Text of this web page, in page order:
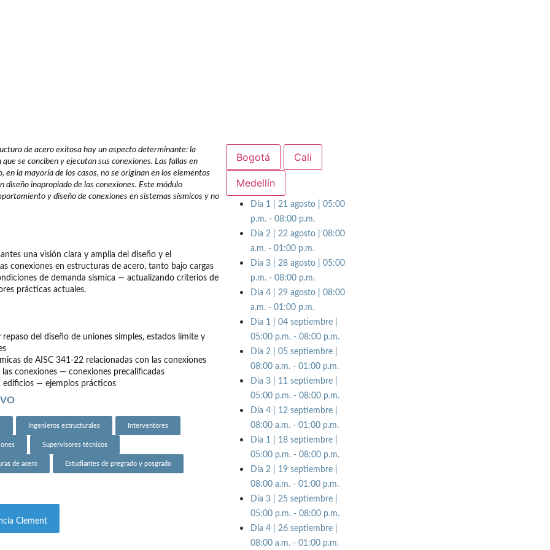
de acero exitosa hay un aspecto determinante: la
se conciben y ejecutan sus conexiones. Las fallas en
en la mayoría de los casos, no se originan en los elementos
diseño inapropiado de las conexiones. Este módulo
y diseño de conexiones en sistemas sísmicos y no
una visión clara y amplia del diseño y el
conexiones en estructuras de acero, tanto bajo cargas
de demanda sísmica — actualizando criterios de
prácticas actuales.
del diseño de uniones simples, estados límite y
de AISC 341-22 relacionadas con las conexiones
conexiones — conexiones precalificadas
edificios — ejemplos prácticos
Ingenieros estructurales Interventores
Supervisores técnicos
de acero Estudiantes de pregrado y posgrado
Clement
Bogotá Cali
Medellín
Día 1 | 21 agosto | 05:00
p.m. - 08:00 p.m.
Día 2 | 22 agosto | 08:00
a.m. - 01:00 p.m.
Día 3 | 28 agosto | 05:00
p.m. - 08:00 p.m.
Día 4 | 29 agosto | 08:00
a.m. - 01:00 p.m.
Día 1 | 04 septiembre |
05:00 p.m. - 08:00 p.m.
Día 2 | 05 septiembre |
08:00 a.m. - 01:00 p.m.
Día 3 | 11 septiembre |
05:00 p.m. - 08:00 p.m.
Día 4 | 12 septiembre |
08:00 a.m. - 01:00 p.m.
Día 1 | 18 septiembre |
05:00 p.m. - 08:00 p.m.
Día 2 | 19 septiembre |
08:00 a.m. - 01:00 p.m.
Día 3 | 25 septiembre |
05:00 p.m. - 08:00 p.m.
Día 4 | 26 septiembre |
08:00 a.m. - 01:00 p.m.